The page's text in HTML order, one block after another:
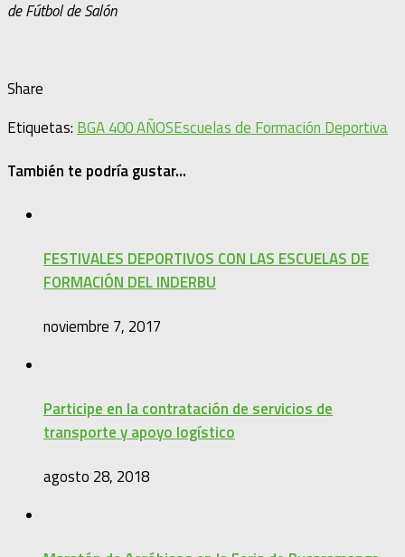
de Fútbol de Salón
Share
Etiquetas: BGA 400 AÑOSEscuelas de Formación Deportiva
También te podría gustar...
FESTIVALES DEPORTIVOS CON LAS ESCUELAS DE
FORMACIÓN DEL INDERBU
noviembre 7, 2017
Participe en la contratación de servicios de
transporte y apoyo logístico
agosto 28, 2018